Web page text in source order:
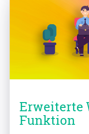
Erweiterte
Funktion